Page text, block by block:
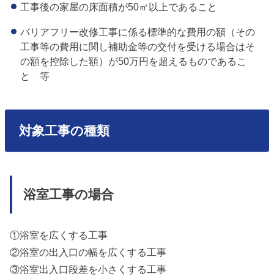
工事後の家屋の床面積が50㎡以上であること
バリアフリー改修工事に係る標準的な費用の額（その
工事等の費用に関し補助金等の交付を受ける場合はそ
の額を控除した額）が50万円を超えるものであるこ
と 等
対象工事の種類
浴室工事の場合
①浴室を広くする工事
②浴室の出入口の幅を広くする工事
③浴室出入口段差を小さくする工事